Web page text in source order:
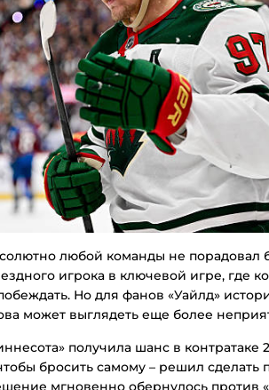
любой команды не порадовал
игрока в ключевой игре, где
Но для фанов «Уайлд»
может выглядеть еще более
получила шанс в контратаке
бросить самому – решил сделать
мгновенно обернулось против